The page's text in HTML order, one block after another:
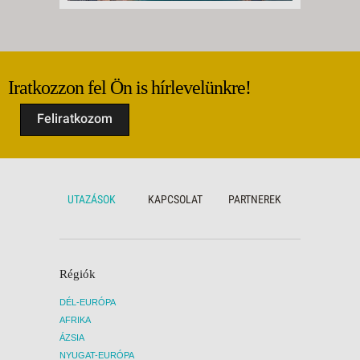
Iratkozzon fel Ön is hírlevelünkre!
Feliratkozom
UTAZÁSOK KAPCSOLAT PARTNEREK
Régiók
DÉL-EURÓPA
AFRIKA
ÁZSIA
NYUGAT-EURÓPA